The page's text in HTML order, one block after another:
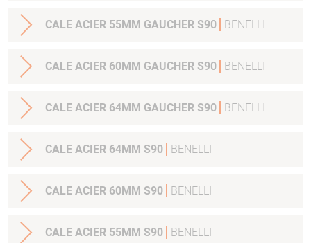
CALE ACIER 55MM GAUCHER S90 BENELLI
CALE ACIER 60MM GAUCHER S90 BENELLI
CALE ACIER 64MM GAUCHER S90 BENELLI
CALE ACIER 64MM S90 BENELLI
CALE ACIER 60MM S90 BENELLI
CALE ACIER 55MM S90 BENELLI